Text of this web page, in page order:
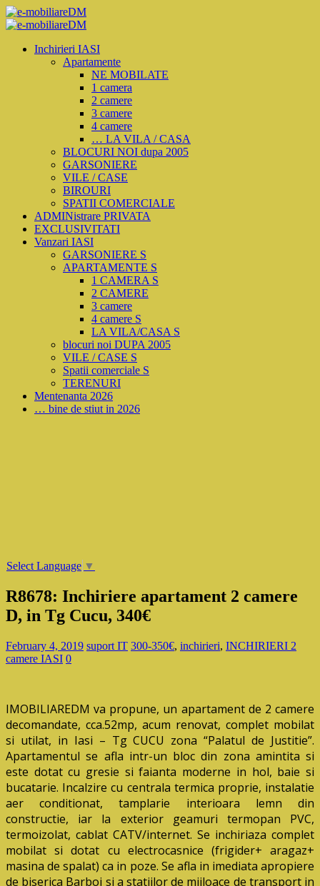
Inchirieri IASI
Apartamente
NE MOBILATE
1 camera
2 camere
3 camere
4 camere
… LA VILA / CASA
BLOCURI NOI dupa 2005
GARSONIERE
VILE / CASE
BIROURI
SPATII COMERCIALE
ADMINistrare PRIVATA
EXCLUSIVITATI
Vanzari IASI
GARSONIERE S
APARTAMENTE S
1 CAMERA S
2 CAMERE
3 camere
4 camere S
LA VILA/CASA S
blocuri noi DUPA 2005
VILE / CASE S
Spatii comerciale S
TERENURI
Mentenanta 2026
… bine de stiut in 2026
Select Language ▼
R8678: Inchiriere apartament 2 camere
D, in Tg Cucu, 340€
February 4, 2019 suport IT 300-350€, inchirieri, INCHIRIERI 2
camere IASI 0
IMOBILIAREDM va propune, un apartament de 2 camere
decomandate, cca.52mp, acum renovat, complet mobilat
si utilat, in Iasi – Tg CUCU zona “Palatul de Justitie”.
Apartamentul se afla intr-un bloc din zona amintita si
este dotat cu gresie si faianta moderne in hol, baie si
bucatarie. Incalzire cu centrala termica proprie, instalatie
aer conditionat, tamplarie interioara lemn din
constructie, iar la exterior geamuri termopan PVC,
termoizolat, cablat CATV/internet. Se inchiriaza complet
mobilat si dotat cu electrocasnice (frigider+ aragaz+
masina de spalat) ca in poze. Se afla in imediata apropiere
de biserica Barboi si a statiilor de mijloace de transport in